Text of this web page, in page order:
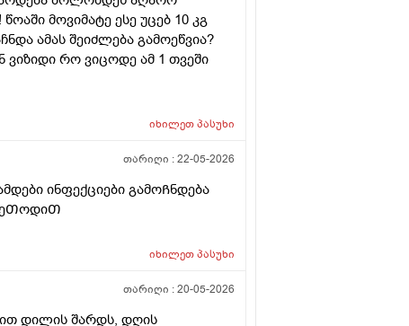
მოვიმატე ესე უცებ 10 კგ
ამას შეიძლება გამოეწვია?
ვიზიდი რო ვიცოდე ამ 1 თვეში
იხილეთპასუხი
თარიღი :22-05-2026
ინფექციები გამოᲩნდება
იხილეთპასუხი
თარიღი :20-05-2026
დილის შარდს, დღის